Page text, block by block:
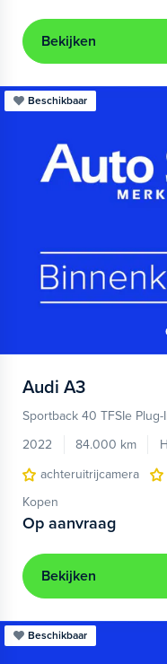
Bekijken
Beschikbaar
Audi A3
Sportback 40 TFSIe Plug-
2022
84.000 km
achteruitrijcamera
Kopen
Op aanvraag
Bekijken
Beschikbaar